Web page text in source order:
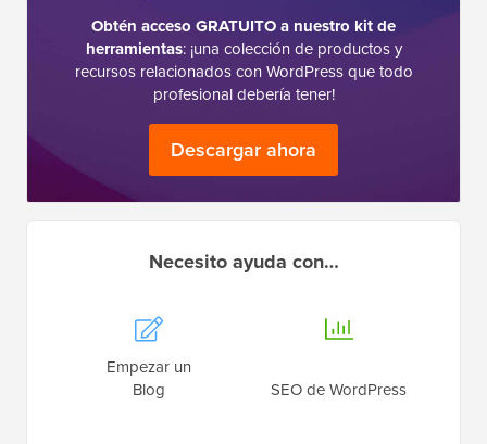
Obtén acceso GRATUITO a nuestro kit de
herramientas: ¡una colección de productos y
recursos relacionados con WordPress que todo
profesional debería tener!
Descargar ahora
Necesito ayuda con…
Empezar un
Blog
SEO de WordPress